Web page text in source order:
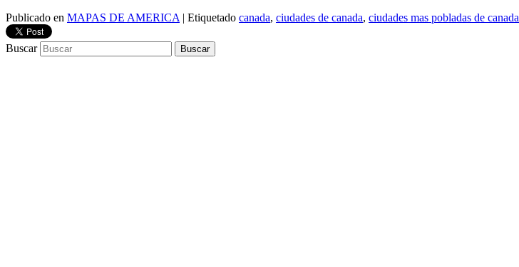
Publicado en MAPAS DE AMERICA | Etiquetado canada, ciudades de canada, ciudades mas pobladas de canada
Buscar